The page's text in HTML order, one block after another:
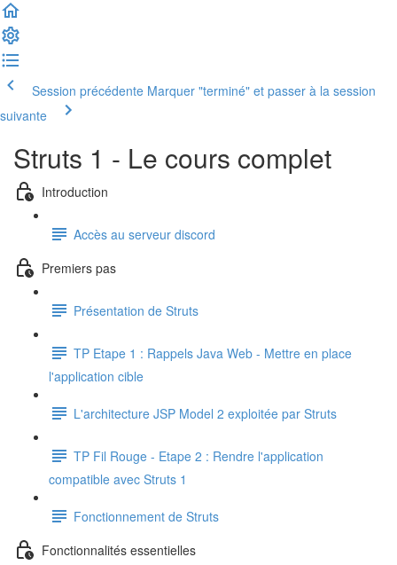
Session précédente Marquer "terminé" et passer à la session
suivante
Struts 1 - Le cours complet
Introduction
Accès au serveur discord
Premiers pas
Présentation de Struts
TP Etape 1 : Rappels Java Web - Mettre en place
l'application cible
L'architecture JSP Model 2 exploitée par Struts
TP Fil Rouge - Etape 2 : Rendre l'application
compatible avec Struts 1
Fonctionnement de Struts
Fonctionnalités essentielles